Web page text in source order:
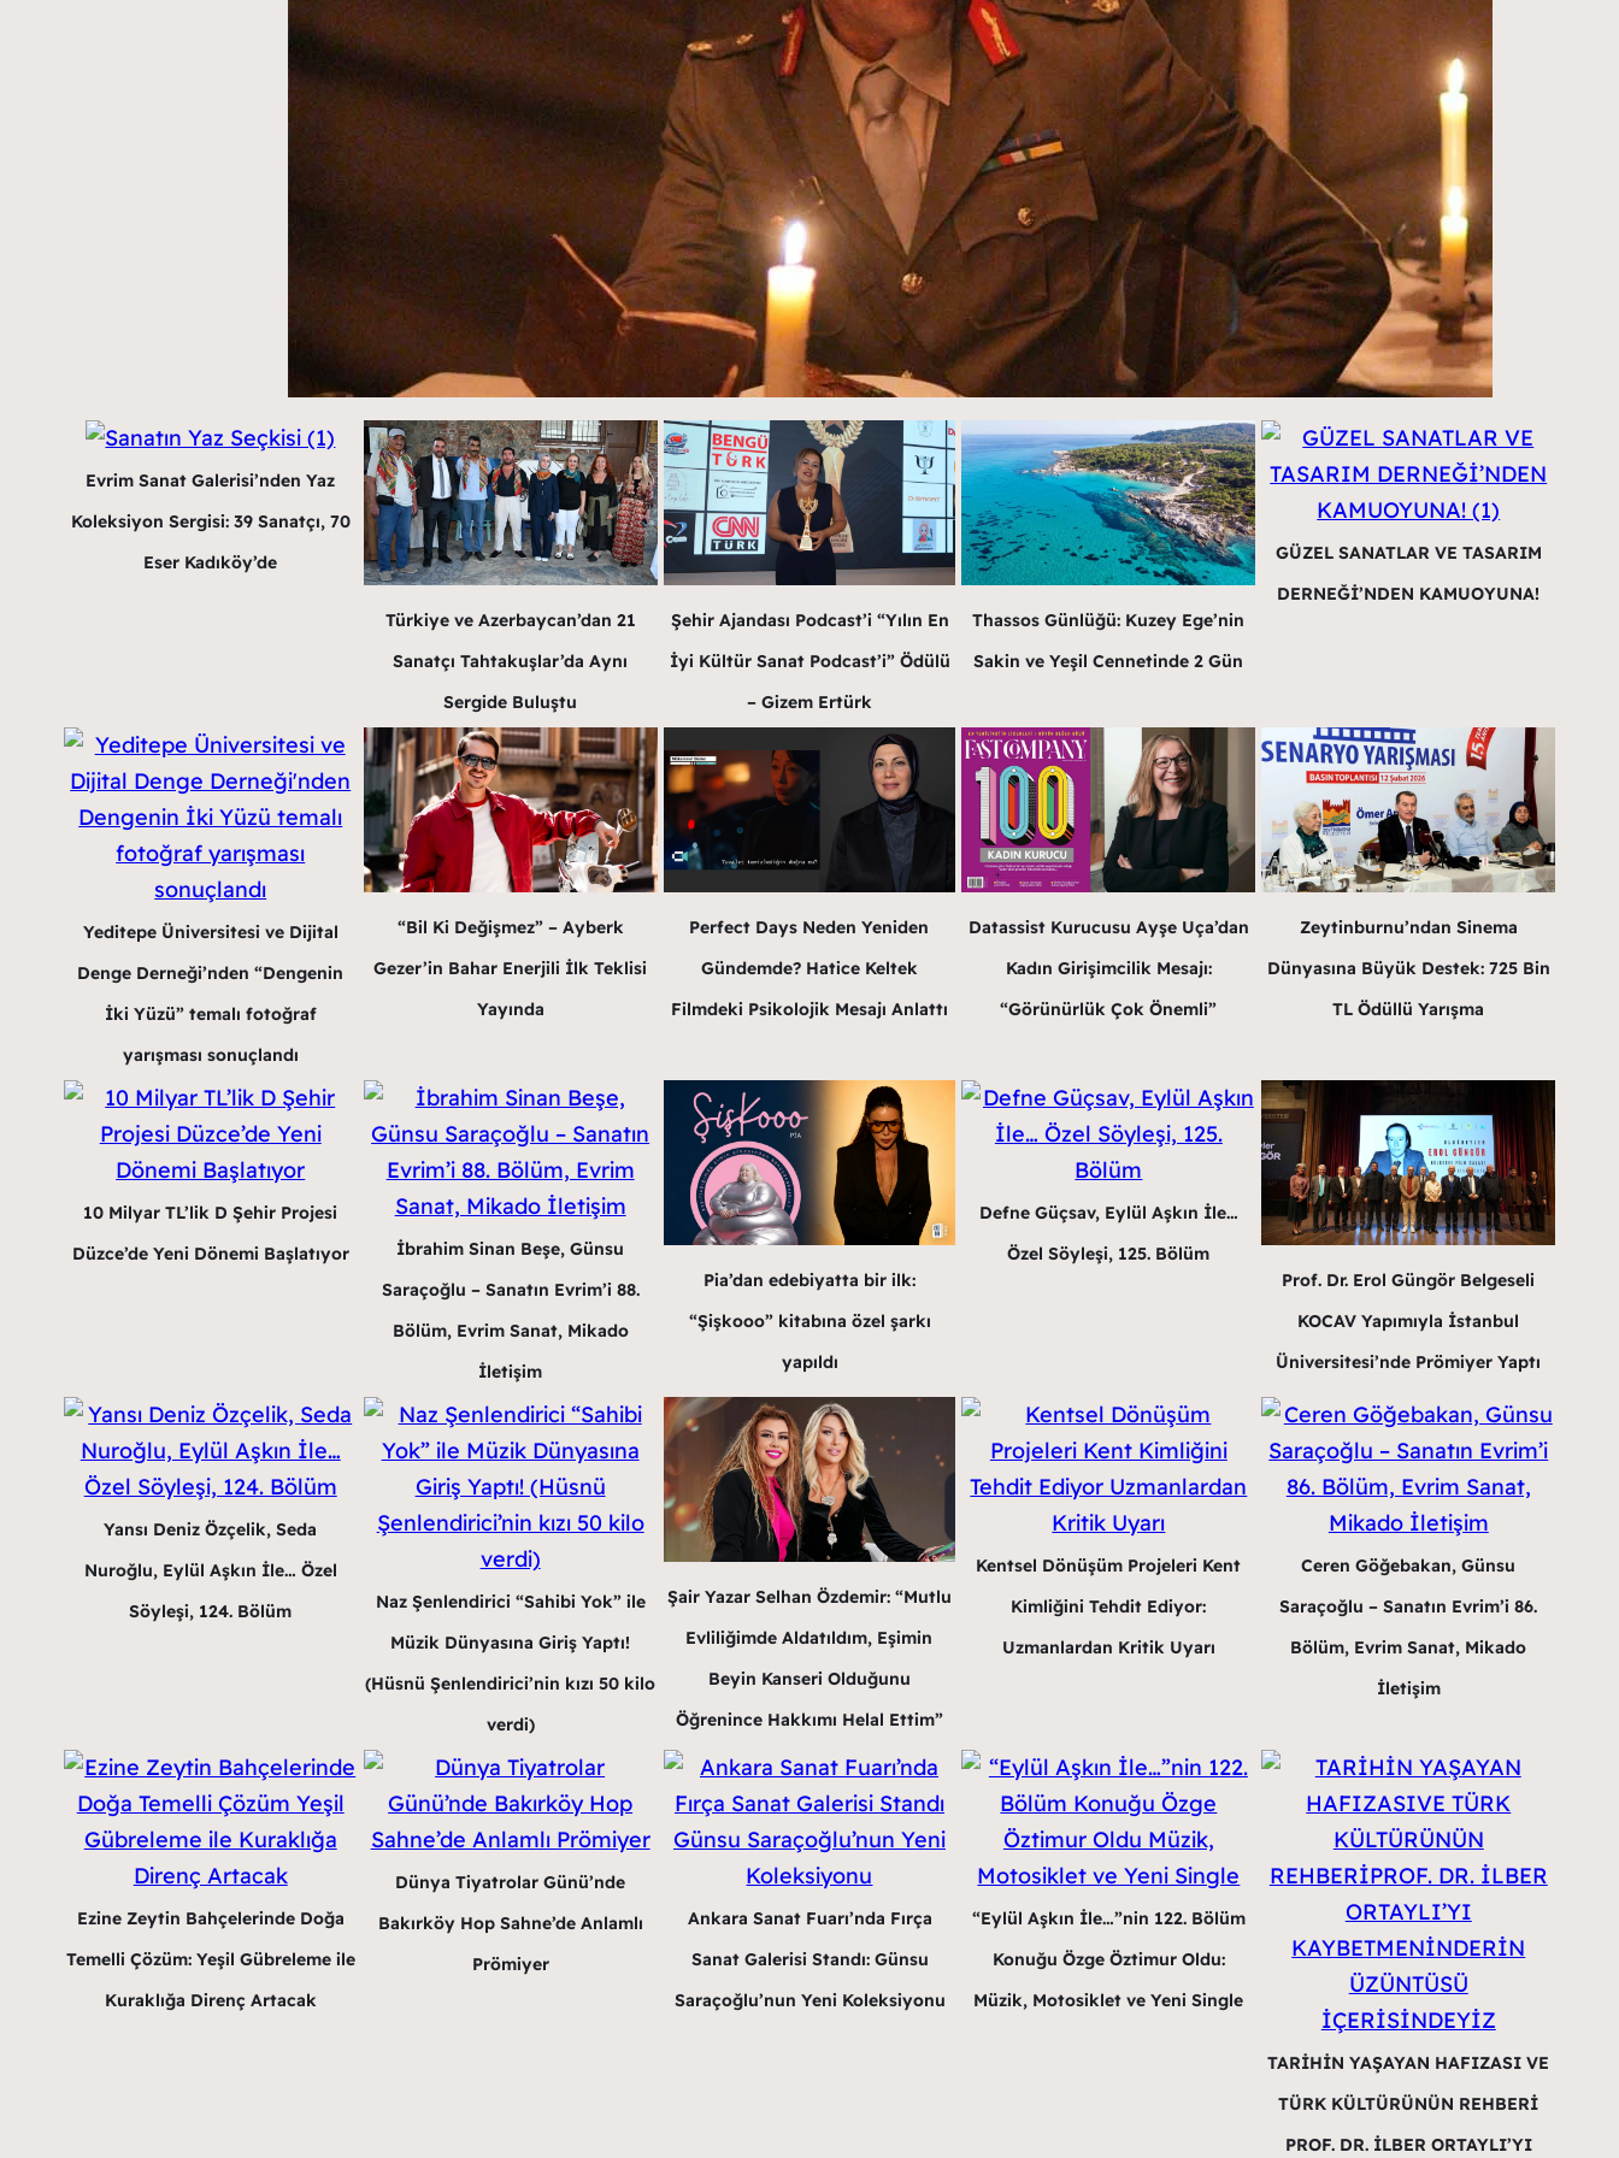
Evrim Sanat Galerisi’nden Yaz
Koleksiyon Sergisi: 39 Sanatçı, 70
Eser Kadıköy’de
Türkiye ve Azerbaycan’dan 21
Sanatçı Tahtakuşlar’da Aynı
Sergide Buluştu
Şehir Ajandası Podcast’i “Yılın En
İyi Kültür Sanat Podcast’i” Ödülü
– Gizem Ertürk
Thassos Günlüğü: Kuzey Ege’nin
Sakin ve Yeşil Cennetinde 2 Gün
GÜZEL SANATLAR VE TASARIM
DERNEĞİ’NDEN KAMUOYUNA!
Yeditepe Üniversitesi ve Dijital
Denge Derneği’nden “Dengenin
İki Yüzü” temalı fotoğraf
yarışması sonuçlandı
“Bil Ki Değişmez” – Ayberk
Gezer’in Bahar Enerjili İlk Teklisi
Yayında
Perfect Days Neden Yeniden
Gündemde? Hatice Keltek
Filmdeki Psikolojik Mesajı Anlattı
Datassist Kurucusu Ayşe Uça’dan
Kadın Girişimcilik Mesajı:
“Görünürlük Çok Önemli”
Zeytinburnu’ndan Sinema
Dünyasına Büyük Destek: 725 Bin
TL Ödüllü Yarışma
10 Milyar TL’lik D Şehir Projesi
Düzce’de Yeni Dönemi Başlatıyor
İbrahim Sinan Beşe, Günsu
Saraçoğlu – Sanatın Evrim’i 88.
Bölüm, Evrim Sanat, Mikado
İletişim
Pia’dan edebiyatta bir ilk:
“Şişkooo” kitabına özel şarkı
yapıldı
Defne Güçsav, Eylül Aşkın İle…
Özel Söyleşi, 125. Bölüm
Prof. Dr. Erol Güngör Belgeseli
KOCAV Yapımıyla İstanbul
Üniversitesi’nde Prömiyer Yaptı
Yansı Deniz Özçelik, Seda
Nuroğlu, Eylül Aşkın İle… Özel
Söyleşi, 124. Bölüm
Naz Şenlendirici “Sahibi Yok” ile
Müzik Dünyasına Giriş Yaptı!
(Hüsnü Şenlendirici’nin kızı 50 kilo
verdi)
Şair Yazar Selhan Özdemir: “Mutlu
Evliliğimde Aldatıldım, Eşimin
Beyin Kanseri Olduğunu
Öğrenince Hakkımı Helal Ettim”
Kentsel Dönüşüm Projeleri Kent
Kimliğini Tehdit Ediyor:
Uzmanlardan Kritik Uyarı
Ceren Göğebakan, Günsu
Saraçoğlu – Sanatın Evrim’i 86.
Bölüm, Evrim Sanat, Mikado
İletişim
Ezine Zeytin Bahçelerinde Doğa
Temelli Çözüm: Yeşil Gübreleme ile
Kuraklığa Direnç Artacak
Dünya Tiyatrolar Günü’nde
Bakırköy Hop Sahne’de Anlamlı
Prömiyer
Ankara Sanat Fuarı’nda Fırça
Sanat Galerisi Standı: Günsu
Saraçoğlu’nun Yeni Koleksiyonu
“Eylül Aşkın İle…”nin 122. Bölüm
Konuğu Özge Öztimur Oldu:
Müzik, Motosiklet ve Yeni Single
TARİHİN YAŞAYAN HAFIZASI VE
TÜRK KÜLTÜRÜNÜN REHBERİ
PROF. DR. İLBER ORTAYLI’YI